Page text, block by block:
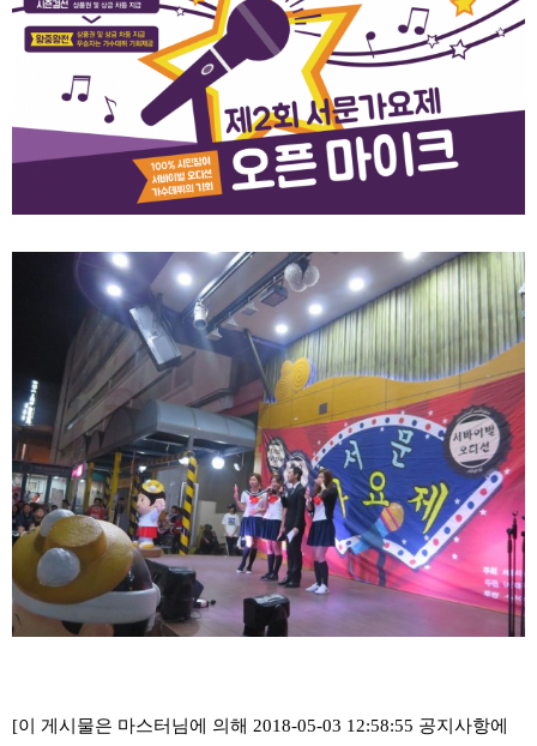
[이 게시물은 마스터님에 의해 2018-05-03 12:58:55 공지사항에